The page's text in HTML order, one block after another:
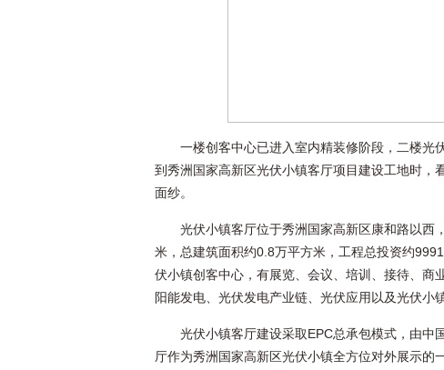
一楼创客中心已进入室内精装修阶段，二楼
到秀洲国家高新区光伏小镇客厅项目建设工地时，
面纱。
光伏小镇客厅位于秀洲国家高新区康和路以西
米，总建筑面积约0.8万平方米，工程总投资约
伏小镇创客中心，有展览、会议、培训、接待、商
阳能发电、光伏发电产业链、光伏应用以及光伏小
光伏小镇客厅建设采取EPC总承包模式，由中
厅作为秀洲国家高新区光伏小镇全方位对外展示的